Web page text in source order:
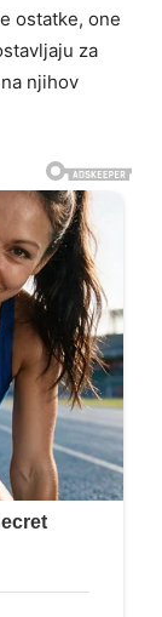
ostatke, one
za
njihov